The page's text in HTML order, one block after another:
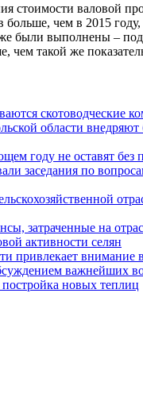
стоимости валовой
чем в 2015
были выполнены –
чем такой же
скотоводческие
области
году не оставят без
заседания по
затраченные на
активности селян
привлекает внимание
важнейших
новых теплиц